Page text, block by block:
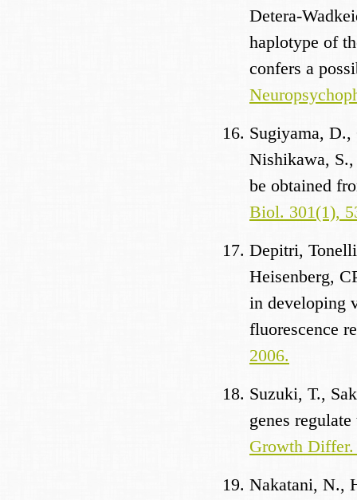
Detera-
haplotype of
confers a
Sugiyama,
Nishikawa,
be obtained
Biol. 301(1),
Depitri,
Heisenberg,
in developing
fluorescence
2006.
Suzuki, T.,
genes
Growth Differ.
Nakatani, N.,